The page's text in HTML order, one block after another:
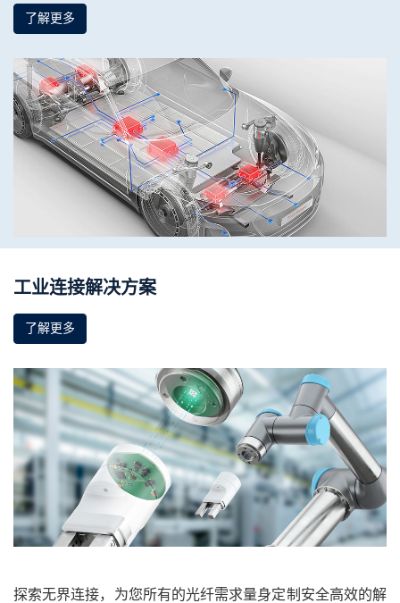
了解更多
工业连接解决方案
了解更多
探索无界连接，为您所有的光纤需求量身定制安全高效的解